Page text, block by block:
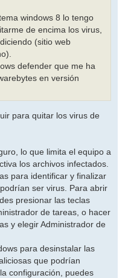
windows 8 lo tengo
de encima los virus,
(sitio web
defender que me ha
en versión
para quitar los virus de
lo que limita el equipo a
los archivos infectados.
para identificar y finalizar
ser virus. Para abrir
presionar las teclas
de tareas, o hacer
y elegir Administrador de
para desinstalar las
que podrían
configuración, puedes